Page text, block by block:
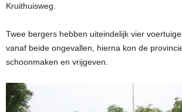
Kruithuisweg.
Twee bergers hebben uiteindelijk vier
vanaf beide ongevallen, hierna kon de
schoonmaken en vrijgeven.